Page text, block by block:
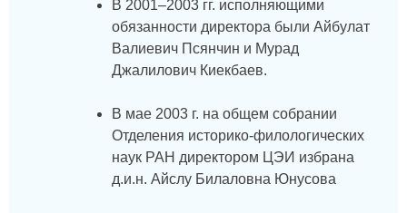
В 2001–2003 гг. исполняющими
обязанности директора были Айбулат
Валиевич Псянчин и Мурад
Джалилович Киекбаев.
В мае 2003 г. на общем собрании
Отделения историко-филологических
наук РАН директором ЦЭИ избрана
д.и.н. Айслу Билаловна Юнусова